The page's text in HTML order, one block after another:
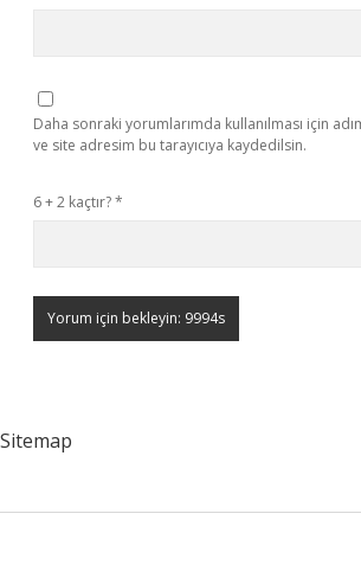
Daha sonraki yorumlarımda kullanılması için
ve site adresim bu tarayıcıya kaydedilsin.
6 + 2 kaçtır?*
Sitemap